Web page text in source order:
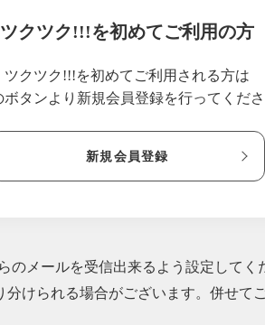
ツクツク!!!を初めてご利用の方
ツクツク!!!を初めてご利用される方は
ボタンより新規会員登録を行ってくださ
新規会員登録
のメールを受信出来るよう設定してく
けられる場合がございます。併せて